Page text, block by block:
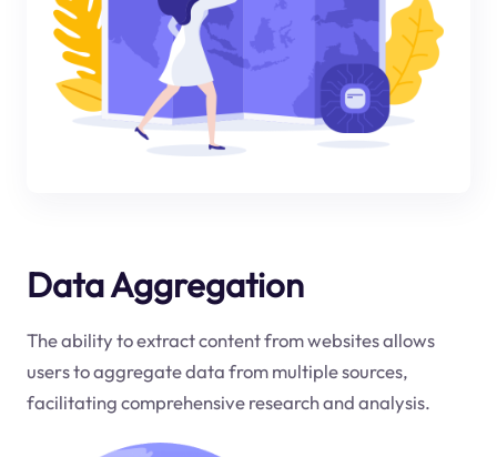
Data Aggregation
The ability to extract content from websites allows
users to aggregate data from multiple sources,
facilitating comprehensive research and analysis.